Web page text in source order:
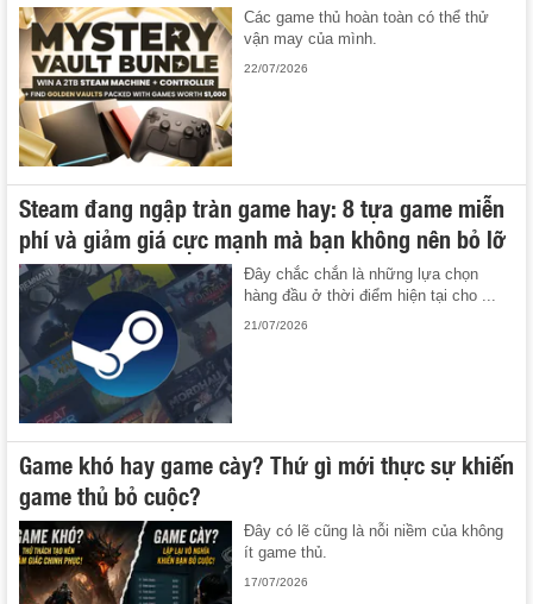
Các game thủ hoàn toàn có thể thử
vận may của mình.
22/07/2026
Steam đang ngập tràn game hay: 8 tựa game miễn
phí và giảm giá cực mạnh mà bạn không nên bỏ lỡ
Đây chắc chắn là những lựa chọn
hàng đầu ở thời điểm hiện tại cho ...
21/07/2026
Game khó hay game cày? Thứ gì mới thực sự khiến
game thủ bỏ cuộc?
Đây có lẽ cũng là nỗi niềm của không
ít game thủ.
17/07/2026